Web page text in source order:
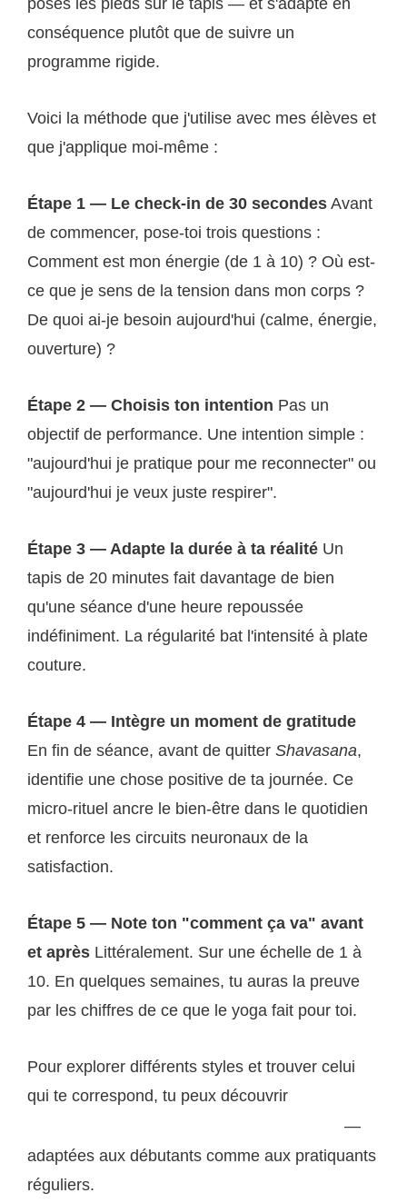
poses les pieds sur le tapis — et s'adapte en
conséquence plutôt que de suivre un
programme rigide.
Voici la méthode que j'utilise avec mes élèves et
que j'applique moi-même :
Étape 1 — Le check-in de 30 secondes Avant
de commencer, pose-toi trois questions :
Comment est mon énergie (de 1 à 10) ? Où est-
ce que je sens de la tension dans mon corps ?
De quoi ai-je besoin aujourd'hui (calme, énergie,
ouverture) ?
Étape 2 — Choisis ton intention Pas un
objectif de performance. Une intention simple :
"aujourd'hui je pratique pour me reconnecter" ou
"aujourd'hui je veux juste respirer".
Étape 3 — Adapte la durée à ta réalité Un
tapis de 20 minutes fait davantage de bien
qu'une séance d'une heure repoussée
indéfiniment. La régularité bat l'intensité à plate
couture.
Étape 4 — Intègre un moment de gratitude
En fin de séance, avant de quitter Shavasana,
identifie une chose positive de ta journée. Ce
micro-rituel ancre le bien-être dans le quotidien
et renforce les circuits neuronaux de la
satisfaction.
Étape 5 — Note ton "comment ça va" avant
et après Littéralement. Sur une échelle de 1 à
10. En quelques semaines, tu auras la preuve
par les chiffres de ce que le yoga fait pour toi.
Pour explorer différents styles et trouver celui
qui te correspond, tu peux découvrir
—
adaptées aux débutants comme aux pratiquants
réguliers.